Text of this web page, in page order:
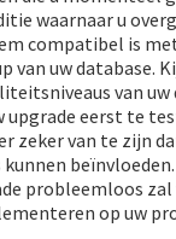
waarnaar u
compatibel is met
van uw database.
van uw
upgrade eerst te
zeker van te zijn
probleemloos zal
op uw